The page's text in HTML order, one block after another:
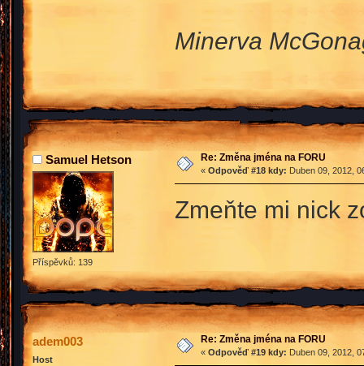
Minerva
Samuel Hetson
Příspěvků: 139
Re: Změna jména na FORU
« Odpověď #18 kdy: Duben 09, 2012,
Zmeňte mi nick
adem003
Host
Re: Změna jména na FORU
« Odpověď #19 kdy: Duben 09, 2012,